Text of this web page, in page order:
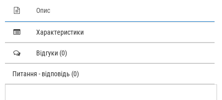
Опис
Характеристики
Відгуки (0)
Питання - відповідь (0)